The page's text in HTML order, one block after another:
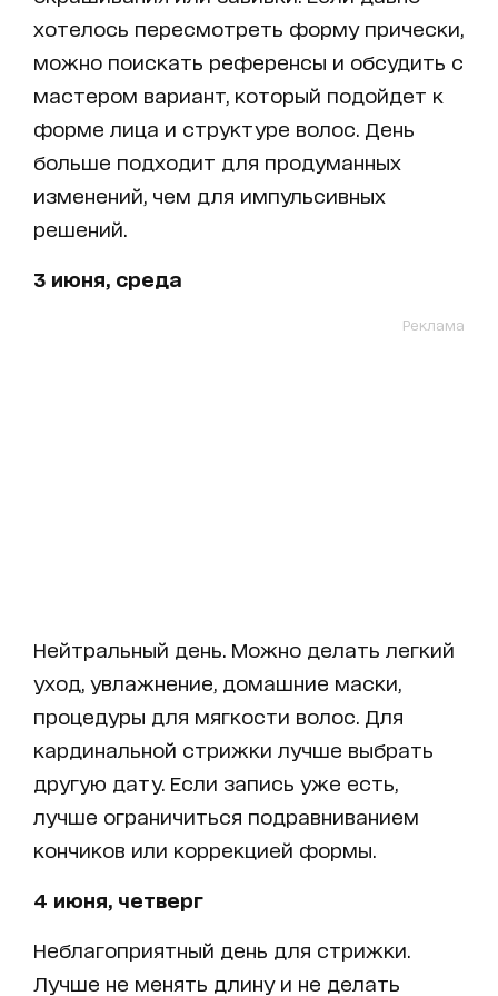
хотелось пересмотреть форму прически,
можно поискать референсы и обсудить с
мастером вариант, который подойдет к
форме лица и структуре волос. День
больше подходит для продуманных
изменений, чем для импульсивных
решений.
3 июня, среда
Реклама
Нейтральный день. Можно делать легкий
уход, увлажнение, домашние маски,
процедуры для мягкости волос. Для
кардинальной стрижки лучше выбрать
другую дату. Если запись уже есть,
лучше ограничиться подравниванием
кончиков или коррекцией формы.
4 июня, четверг
Неблагоприятный день для стрижки.
Лучше не менять длину и не делать